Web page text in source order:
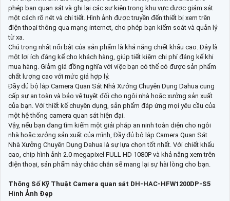
phép bạn quan sát và ghi lại các sự kiện trong khu vực được giám sát
một cách rõ nét và chi tiết. Hình ảnh được truyền đến thiết bị xem trên
điện thoại thông qua mạng internet, cho phép bạn kiểm soát và quản lý
từ xa.
Chú trọng nhất nổi bật của sản phẩm là khả năng chiết khấu cao. Đây là
một lợi ích đáng kể cho khách hàng, giúp tiết kiệm chi phí đáng kể khi
mua hàng. Giảm giá đồng nghĩa với việc bạn có thể có được sản phẩm
chất lượng cao với mức giá hợp lý.
Đầy đủ bộ lắp Camera Quan Sát Nhà Xưởng Chuyên Dụng Dahua cung
cấp sự an toàn và bảo vệ tuyệt đối cho ngôi nhà hoặc xưởng sản xuất
của bạn. Với thiết kế chuyên dụng, sản phẩm đáp ứng mọi yêu cầu của
một hệ thống camera quan sát hiện đại.
Vậy, nếu bạn đang tìm kiếm một giải pháp an ninh toàn diện cho ngôi
nhà hoặc xưởng sản xuất của mình, Đầy đủ bộ lắp Camera Quan Sát
Nhà Xưởng Chuyên Dụng Dahua là sự lựa chọn tốt nhất. Với chiết khấu
cao, chip hình ảnh 2.0 megapixel FULL HD 1080P và khả năng xem trên
điện thoại, sản phẩm này chắc chắn sẽ mang lại sự hài lòng cho bạn.
Thông Số Kỹ Thuật Camera quan sát DH-HAC-HFW1200DP-S5
Hình Ảnh Đẹp